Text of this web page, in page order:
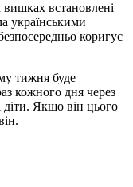
вишках встановлені
українськими
коригує
тижня буде
кожного дня через
діти. Якщо він цього